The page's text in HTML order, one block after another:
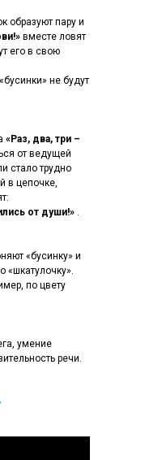
образуют пару и
вместе ловят
его в свою
не будут
«Раз, два, три –
от ведущей
стало трудно
в цепочке,
от души!» .
«бусинку» и
«шкатулочку».
по цвету
умение
речи.